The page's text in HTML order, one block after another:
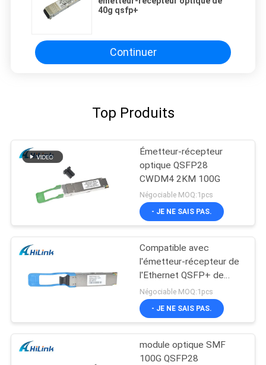
40g qsfp+
Continuer
Top Produits
Émetteur-récepteur
optique QSFP28
CWDM4 2KM 100G
Négociable MOQ:1pcs
- JE NE SAIS PAS.
Compatible avec
l'émetteur-récepteur de
l'Ethernet QSFP+ de
CISCO 100Gb QSFP28
LR4 25KM
Négociable MOQ:1pcs
- JE NE SAIS PAS.
module optique SMF
100G QSFP28